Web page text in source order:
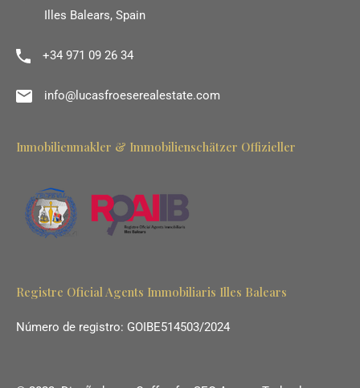
Illes Balears, Spain
+34 971 09 26 34
info@lucasfroeserealestate.com
Inmobilienmakler & Immobilienschätzer Offizieller
Registre Oficial Agents Immobiliaris Illes Balears
Número de registro: GOIBE514503/2024